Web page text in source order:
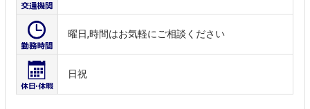
曜日,時間はお気軽にご相談ください
日祝